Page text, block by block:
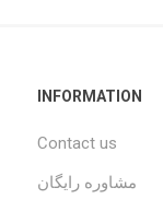
INFORMATION
Contact us
مشاوره رایگان